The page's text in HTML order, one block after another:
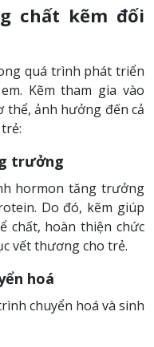
chất kẽm đối
quá trình phát triển
Kẽm tham gia vào
thể, ảnh hưởng đến cả
trưởng
hormon tăng trưởng
Do đó, kẽm giúp
chất, hoàn thiện chức
vết thương cho trẻ.
hoá
chuyển hoá và sinh